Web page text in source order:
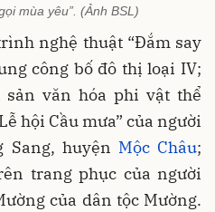
mùa yêu”. (Ảnh BSL)
nghệ thuật “Đắm say
công bố đô thị loại IV;
sản văn hóa phi vật thể
hội Cầu mưa” của người
Sang, huyện Mộc Châu;
trang phục của người
của dân tộc Mường.